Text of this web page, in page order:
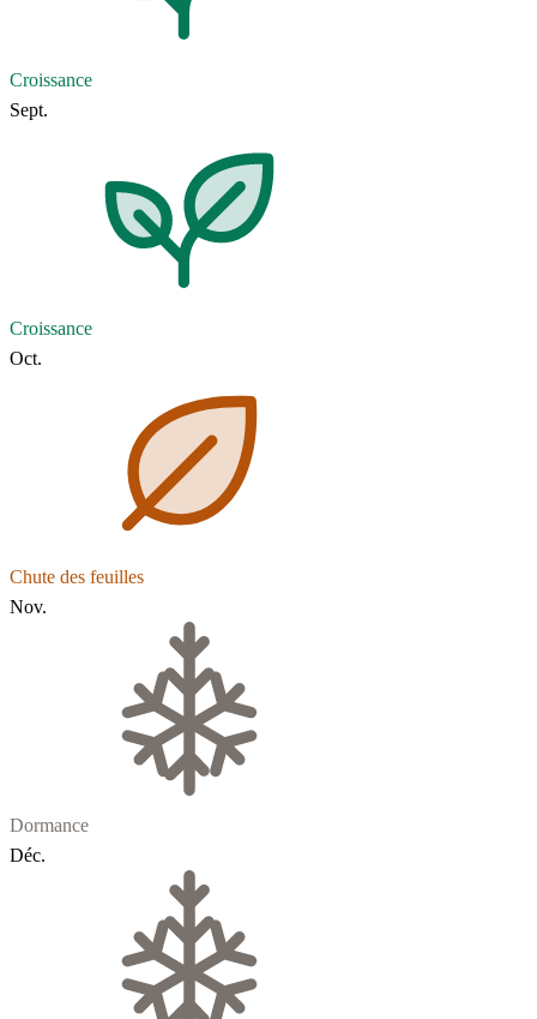
Croissance
Sept.
Croissance
Oct.
Chute des feuilles
Nov.
Dormance
Déc.